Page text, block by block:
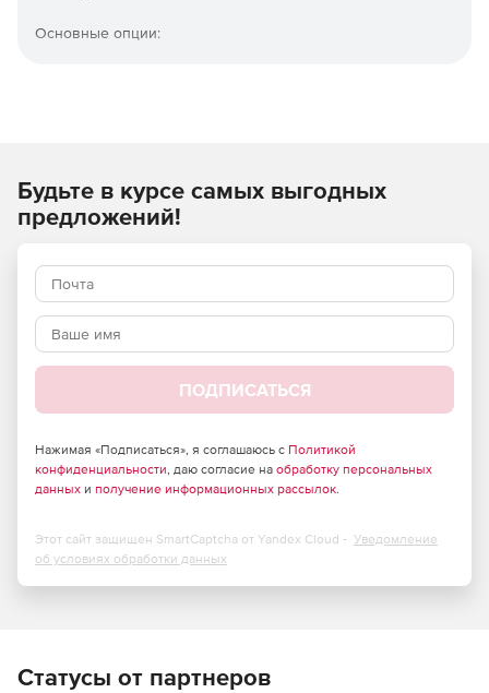
Основные опции:
Нет временных ограничений или водяных знаков.
Будьте в курсе самых выгодных
предложений!
ПОДПИСАТЬСЯ
Нажимая «Подписаться», я соглашаюсь с Политикой
конфиденциальности, даю согласие на обработку персональных
данных и получение информационных рассылок.
Этот сайт защищен SmartCaptcha от Yandex Cloud - Уведомление
об условиях обработки данных
Статусы от партнеров